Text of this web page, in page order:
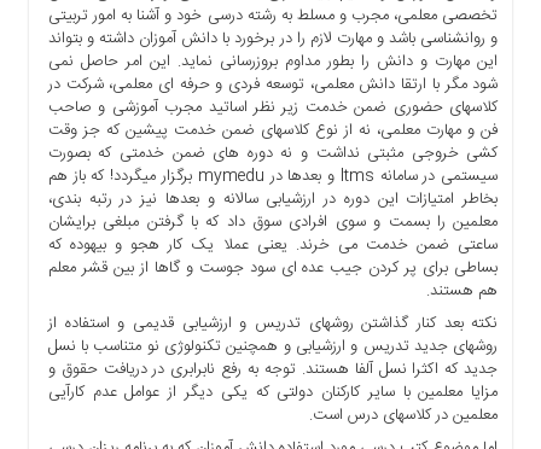
درباره
چند
رسانه
ارتباط
برگه
نمونه
تعرفه
درباره
تخصصی معلمی، مجرب و مسلط به رشته درسی خود و آشنا به امور تربیتی
و روانشناسی باشد و مهارت لازم را در برخورد با دانش آموزان داشته و بتواند
این مهارت و دانش را بطور مداوم بروزرسانی نماید. این امر حاصل نمی
شود مگر با ارتقا دانش معلمی، توسعه فردی و حرفه ای معلمی، شرکت در
کلاسهای حضوری ضمن خدمت زیر نظر اساتید مجرب آموزشی و صاحب
فن و مهارت معلمی، نه از نوع کلاسهای ضمن خدمت پیشین که جز وقت
کشی خروجی مثبتی نداشت و نه دوره های ضمن خدمتی که بصورت
سیستمی در سامانه ltms و بعدها در mymedu برگزار میگردد! که باز هم
بخاطر امتیازات این دوره در ارزشیابی سالانه و بعدها نیز در رتبه بندی،
معلمین را بسمت و سوی افرادی سوق داد که با گرفتن مبلغی برایشان
ساعتی ضمن خدمت می خرند. یعنی عملا یک کار هجو و بیهوده که
بساطی برای پر کردن جیب عده ای سود جوست و گاها از بین قشر معلم
هم هستند.
نکته بعد کنار گذاشتن روشهای تدریس و ارزشیابی قدیمی و استفاده از
روشهای جدید تدریس و ارزشیابی و همچنین تکنولوژی نو متناسب با نسل
جدید که اکثرا نسل آلفا هستند. توجه به رفع نابرابری در دریافت حقوق و
مزایا معلمین با سایر کارکنان دولتی که یکی دیگر از عوامل عدم کارآیی
معلمین در کلاسهای درس است.